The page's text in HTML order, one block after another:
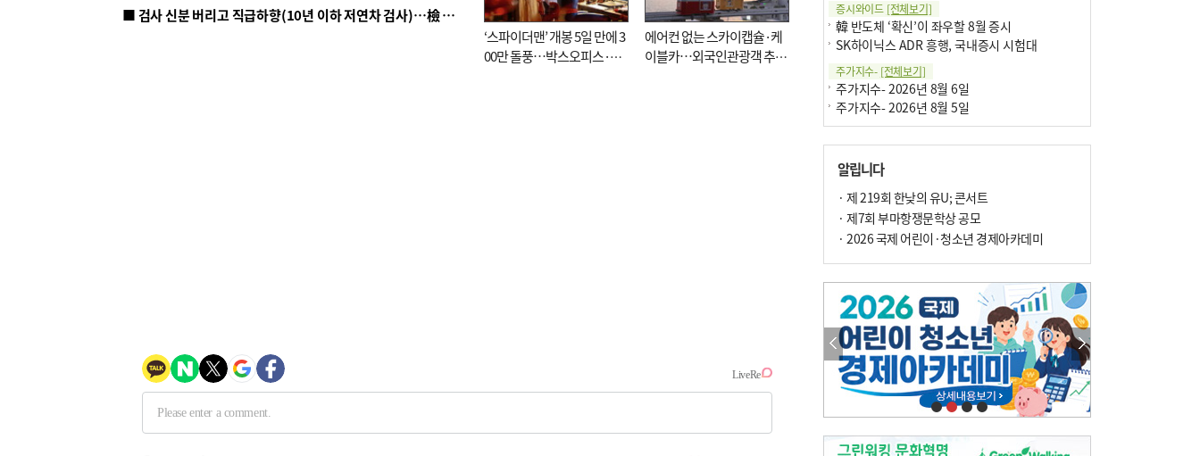
■ 검사 신분 버리고 직급하향(10년 이하 저연차 검사)…檢 중수청행 기피
‘스파이더맨’ 개봉 5일 만에 3
00만 돌풍…박스오피스·예
에어컨 없는 스카이캡슐·케
이블카…외국인관광객 추억
증시와이드 [전체보기]
韓 반도체 ‘확신’이 좌우할 8월 증시
SK하이닉스 ADR 흥행, 국내증시 시험대
주가지수- [전체보기]
주가지수- 2026년 8월 6일
주가지수- 2026년 8월 5일
알립니다
· 제 219회 한낮의 유U; 콘서트
· 제7회 부마항쟁문학상 공모
· 2026 국제 어린이·청소년 경제아카데미